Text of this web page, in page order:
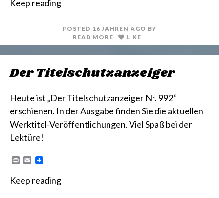
n
i
Keep reading
POSTED 16 JAHREN AGO BY
READ MORE
LIKE
Der Titelschutzanzeiger
Heute ist „Der Titelschutzanzeiger Nr. 992“
erschienen. In der Ausgabe finden Sie die aktuellen
Werktitel-Veröffentlichungen. Viel Spaß bei der
Lektüre!
P
n
E
i
Keep reading